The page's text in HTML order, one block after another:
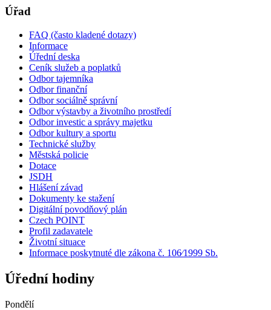
Úřad
FAQ (často kladené dotazy)
Informace
Úřední deska
Ceník služeb a poplatků
Odbor tajemníka
Odbor finanční
Odbor sociálně správní
Odbor výstavby a životního prostředí
Odbor investic a správy majetku
Odbor kultury a sportu
Technické služby
Městská policie
Dotace
JSDH
Hlášení závad
Dokumenty ke stažení
Digitální povodňový plán
Czech POINT
Profil zadavatele
Životní situace
Informace poskytnuté dle zákona č. 106⁄1999 Sb.
Úřední hodiny
Pondělí